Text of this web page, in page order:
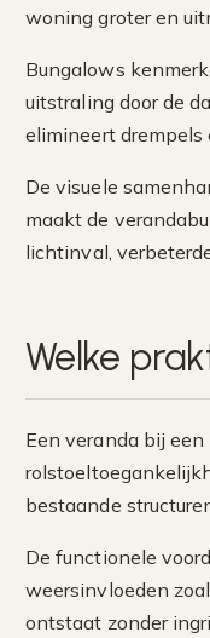
woning groter en
Bungalows
uitstraling door de
elimineert drempels
De visuele
maakt de
lichtinval,
Welke
Een veranda bij
bestaande
De functionele
weersinvloeden
ontstaat zonder